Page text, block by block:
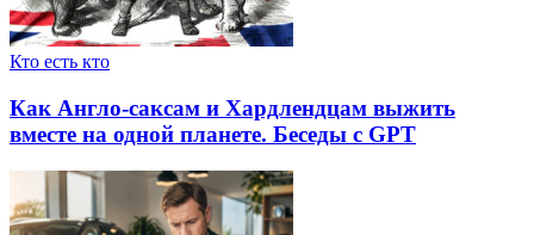
Кто есть кто
Как Англо-саксам и Хардлендцам выжить
вместе на одной планете. Беседы с GPT